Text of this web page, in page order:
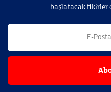
başlatacak fikirler